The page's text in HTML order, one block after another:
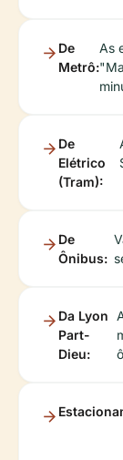
De
Metrô:
As
De
Elétrico
(Tram):
De
Ônibus:
Da Lyon
Part-
Dieu: